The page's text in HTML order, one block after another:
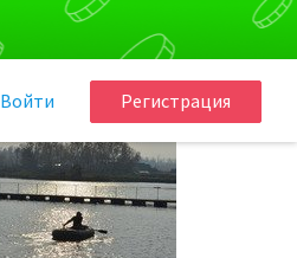
Регистрация
Войти